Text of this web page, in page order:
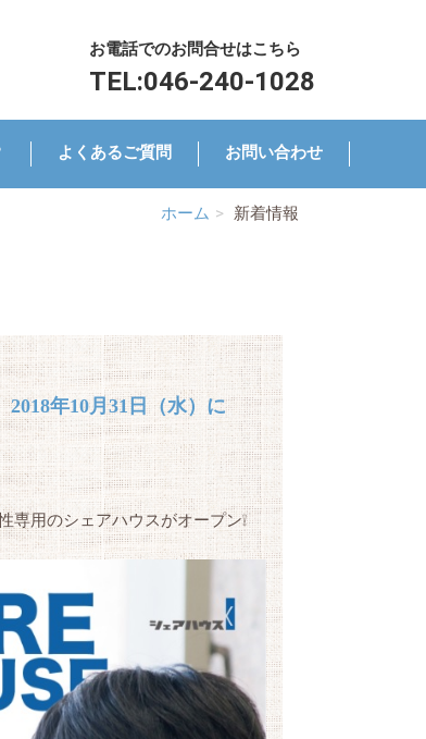
お電話でのお問合せはこちら
TEL:046-240-1028
よくあるご質問 お問い合わせ
ホーム 新着情報
年10月31日（水）に
用のシェアハウスがオープン❕